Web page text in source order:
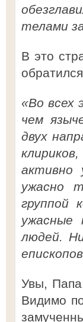
телами
В это
«Во всех
чем
двух
активно
ужасно
группой
ужасные
людей.
Увы,
Видимо